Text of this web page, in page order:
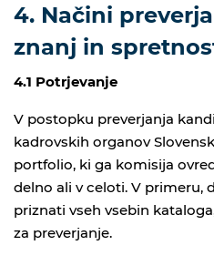
4. Načini
znanj in
4.1 Potrjevanje
V postopku preverjanja
kadrovskih organov
portfolio, ki ga komisija
delno ali v celoti. V primeru,
priznati vseh vsebin
za preverjanje.